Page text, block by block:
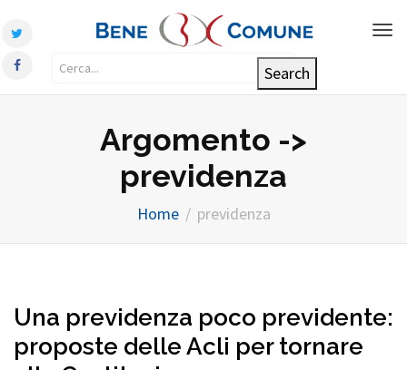
Argomento ->
previdenza
Home previdenza
Una previdenza poco previdente:
proposte delle Acli per tornare